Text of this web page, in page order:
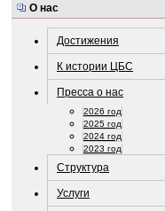
О нас
Достижения
К истории ЦБС
Пресса о нас
2026 год
2025 год
2024 год
2023 год
Структура
Услуги